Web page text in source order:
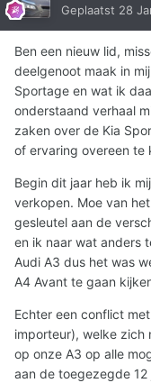
Geplaatst 28
Ben een nieuw lid,
deelgenoot maak in
Sportage en wat ik
onderstaand verhaal
zaken over de Kia
of ervaring overeen te
Begin dit jaar heb ik
verkopen. Moe van
gesleutel aan de
en ik naar wat anders
Audi A3 dus het was
A4 Avant te gaan
Echter een conflict
importeur), welke zich
op onze A3 op alle
aan de toegezegde